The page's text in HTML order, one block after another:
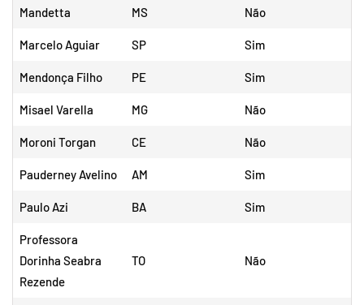
Mandetta MS Não
Marcelo Aguiar SP Sim
Mendonça Filho PE Sim
Misael Varella MG Não
Moroni Torgan CE Não
Pauderney Avelino AM Sim
Paulo Azi BA Sim
Professora
Dorinha Seabra
Rezende
TO Não